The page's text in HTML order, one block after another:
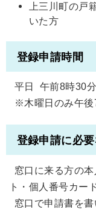
上三川町の戸
いた方
登録申請時間
平日 午前8時30
※木曜日のみ午後
登録申請に必
窓口に来る方の
ト・個人番号カー
窓口で申請書を